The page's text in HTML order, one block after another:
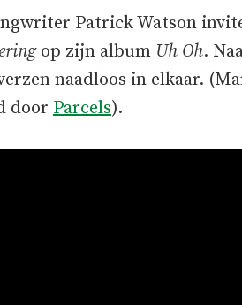
Patrick Watson
op zijn album Uh Oh.
naadloos in elkaar.
door Parcels).